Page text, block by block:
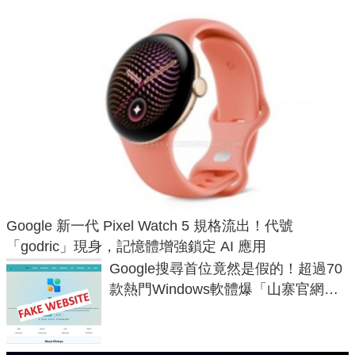
Google 新一代 Pixel Watch 5 規格流出！代號
「godric」現身，記憶體增強鎖定 AI 應用
Google搜尋首位竟然是假的！超過70
款熱門Windows軟體爆「山寨官網」